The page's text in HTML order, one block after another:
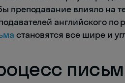
преподавание влияло на
английского по
становятся все шире и